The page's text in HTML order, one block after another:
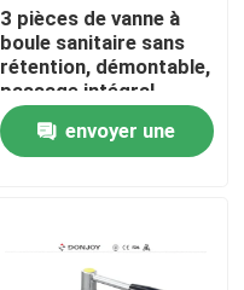
3 pièces de vanne à
boule sanitaire sans
rétention, démontable,
passage intégral,
SS316L, 2 POUCES
envoyer une